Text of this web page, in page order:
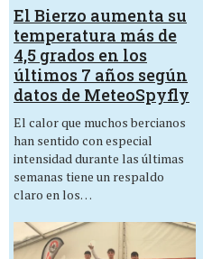
El Bierzo aumenta su
temperatura más de
4,5 grados en los
últimos 7 años según
datos de MeteoSpyfly
El calor que muchos bercianos
han sentido con especial
intensidad durante las últimas
semanas tiene un respaldo
claro en los…